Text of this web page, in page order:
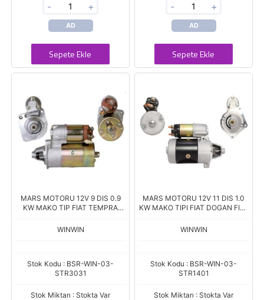
- +
AD
Sepete Ekle
- +
AD
Sepete Ekle
MARS MOTORU 12V 9 DIS 0.9
KW MAKO TIP FIAT TEMPRA
STR-4690
WINWIN
Stok Kodu : BSR-WIN-03-
STR3031
Stok Miktarı : Stokta Var
MARS MOTORU 12V 11 DIS 1.0
KW MAKO TIPI FIAT DOGAN FIAT
63291401 STR4689
WINWIN
Stok Kodu : BSR-WIN-03-
STR1401
Stok Miktarı : Stokta Var